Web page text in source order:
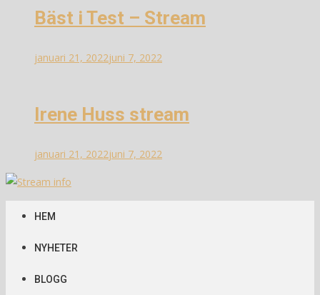
Bäst i Test – Stream
januari 21, 2022juni 7, 2022
Irene Huss stream
januari 21, 2022juni 7, 2022
Stream info
Information om streams
HEM
NYHETER
BLOGG